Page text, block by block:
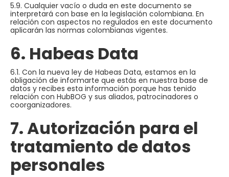
5.9. Cualquier vacío o duda en este documento se
interpretará con base en la legislación colombiana. En
relación con aspectos no regulados en este documento
aplicarán las normas colombianas vigentes.
6. Habeas Data
6.1. Con la nueva ley de Habeas Data, estamos en la
obligación de informarte que estás en nuestra base de
datos y recibes esta información porque has tenido
relación con HubBOG y sus aliados, patrocinadores o
coorganizadores.
7. Autorización para el
tratamiento de datos
personales